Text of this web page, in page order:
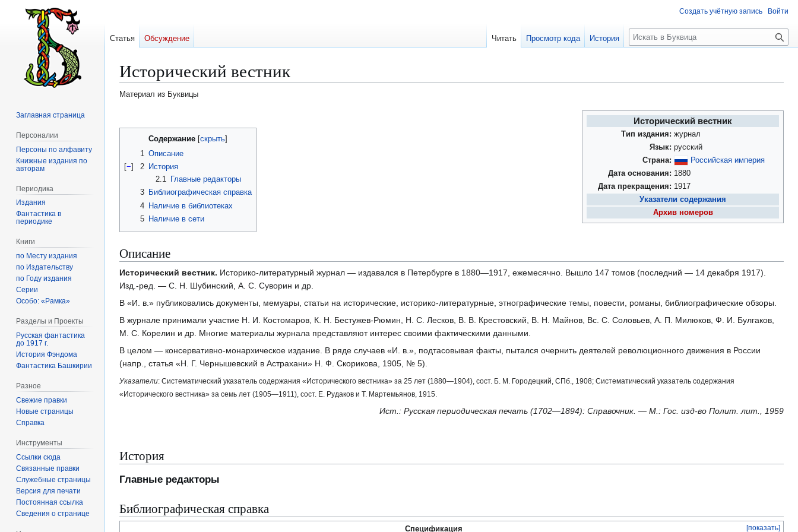
Исторический вестник
Материал из Буквицы
к
навигации
к
Исторический вестник
Тип издания: журнал
Язык: русский
Страна:
Российская империя
Дата основания: 1880
Дата прекращения: 1917
Указатели содержания
Архив номеров
Содержание
1 Описание
[−] 2
История
2.1
Главные редакторы
3
Библиографическая справка
4 Наличие в библиотеках
5
Наличие в сети
Описание
Исторический вестник. Историко-литературный журнал — издавался в Петербурге в 1880—1917, ежемесячно. Вышло 147 томов (последний — 14 декабря 1917).
Изд.-ред. — С. Н. Шубинский, А. С. Суворин и др.
В «И. в.» публиковались документы, мемуары, статьи на исторические, историко-литературные, этнографические темы, повести, романы, библиографические обзоры.
В журнале принимали участие Н. И. Костомаров, К. Н. Бестужев-Рюмин, Н. С. Лесков, В. В. Крестовский, В. Н. Майнов, Вс. С. Соловьев, А. П. Милюков, Ф. И. Булгаков,
М. С. Корелин и др. Многие материалы журнала представляют интерес своими фактическими данными.
В целом — консервативно-монархическое издание. В ряде случаев «И. в.», подтасовывая факты, пытался очернить деятелей революционного движения в России
(напр., статья «Н. Г. Чернышевский в Астрахани» Н. Ф. Скорикова, 1905, № 5).
Указатели: Систематический указатель содержания «Исторического вестника» за 25 лет (1880—1904), сост. Б. М. Городецкий, СПб., 1908; Систематический указатель содержания
«Исторического вестника» за семь лет (1905—1911), сост. Е. Рудаков и Т. Мартемьянов, 1915.
Ист.: Русская периодическая печать (1702—1894): Справочник. — М.: Гос. изд-во Полит. лит., 1959
История
Главные редакторы
Библиографическая справка
Спецификация [показать]
Создать учётную запись Войти
Статья Обсуждение Читать Просмотр кода История
П
о
к
Заглавная страница
Персоналии
Персоны по алфавиту
Книжные издания по
авторам
Периодика
Издания
Фантастика в
периодике
Книги
по Месту издания
по Издательству
по Году издания
Серии
Особо: «Рамка»
Разделы и Проекты
Русская фантастика
до 1917 г.
История Фэндома
Фантастика Башкирии
Разное
Свежие правки
Новые страницы
Справка
Инструменты
Ссылки сюда
Связанные правки
Служебные страницы
Версия для печати
Постоянная ссылка
Сведения о странице